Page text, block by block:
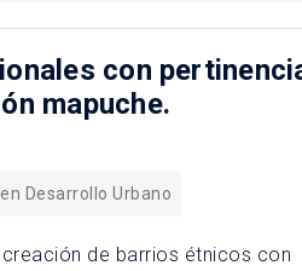
con
mapuche.
Desarrollo Urbano
de barrios étnicos con